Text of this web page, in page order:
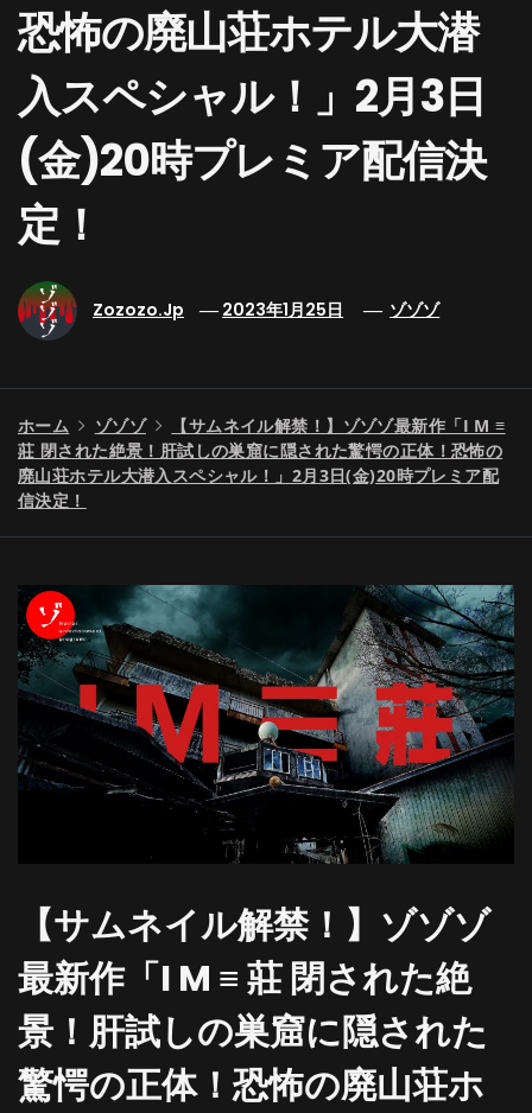
恐怖の廃山荘ホテル大潜
入スペシャル！」2月3日
(金)20時プレミア配信決
定！
Zozozo.jp 2023年1月25日 ゾゾゾ
ホーム ゾゾゾ
【サムネイル解禁！】ゾゾゾ最新作「I M ≡
莊 閉された絶景！肝試しの巣窟に隠された驚愕の正体！恐怖の
廃山荘ホテル大潜入スペシャル！」2月3日(金)20時プレミア配
信決定！
【サムネイル解禁！】ゾゾゾ
最新作「I M ≡ 莊 閉された絶
景！肝試しの巣窟に隠された
驚愕の正体！恐怖の廃山荘ホ